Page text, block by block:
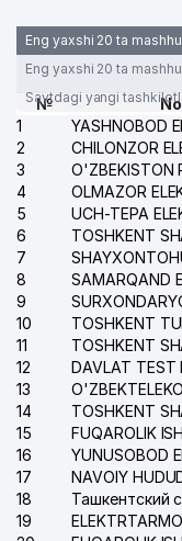
31 LIВINVЕSТ
O'
TILLARI
Eng yaxshi 20 ta
Eng yaxshi 20 ta
Saytdagi yangi
№
1
2
3
4
5
6
7
8
9
10
11
12
13
14
15
16
17
18
19